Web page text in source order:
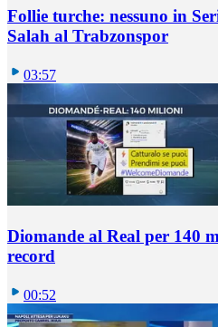
Follie turche: nessuno in
Salah al Trabzonspor
03:57
Diomande al Real per 140
record
00:52